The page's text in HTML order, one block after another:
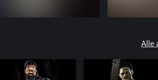
Alle